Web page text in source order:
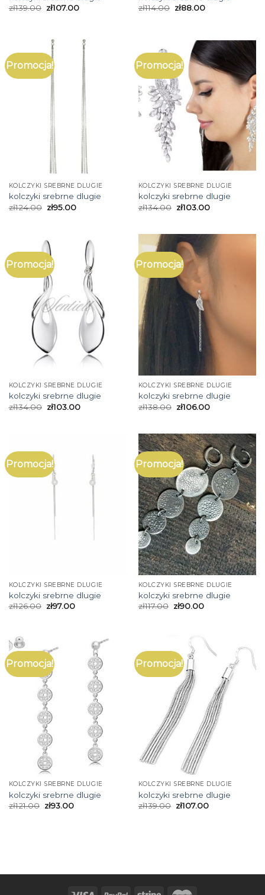
zł139.00 zł107.00
zł114.00 zł88.00
Promocja!
KOLCZYKI SREBRNE DLUGIE
kolczyki srebrne dlugie
zł124.00 zł95.00
Promocja!
KOLCZYKI SREBRNE DLUGIE
kolczyki srebrne dlugie
zł134.00 zł103.00
Promocja!
KOLCZYKI SREBRNE DLUGIE
kolczyki srebrne dlugie
zł134.00 zł103.00
Promocja!
KOLCZYKI SREBRNE DLUGIE
kolczyki srebrne dlugie
zł138.00 zł106.00
Promocja!
KOLCZYKI SREBRNE DLUGIE
kolczyki srebrne dlugie
zł126.00 zł97.00
Promocja!
KOLCZYKI SREBRNE DLUGIE
kolczyki srebrne dlugie
zł117.00 zł90.00
Promocja!
KOLCZYKI SREBRNE DLUGIE
kolczyki srebrne dlugie
zł121.00 zł93.00
Promocja!
KOLCZYKI SREBRNE DLUGIE
kolczyki srebrne dlugie
zł139.00 zł107.00